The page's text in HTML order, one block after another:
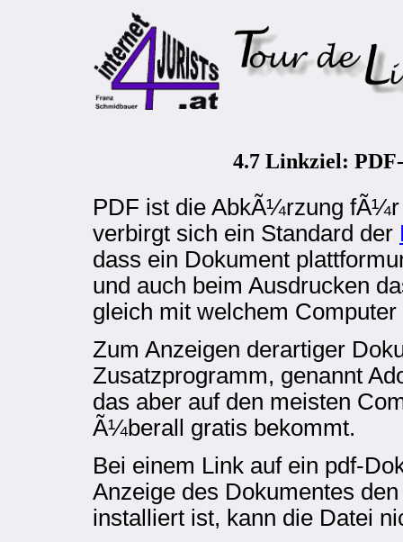
4.7 Linkziel:
PDF ist die AbkÃ¼rzung
verbirgt sich ein Standard der
dass ein Dokument
und auch beim Ausdrucken
gleich mit welchem
Zum Anzeigen derartiger
Zusatzprogramm, genannt
das aber auf den meisten
Ã¼berall gratis bekommt.
Bei einem Link auf ein pdf-
Anzeige des Dokumentes
installiert ist, kann die Datei